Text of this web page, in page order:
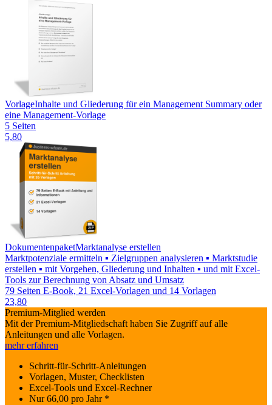
VorlageInhalte und Gliederung für ein Management Summary oder
eine Management-Vorlage
5 Seiten
5,80
DokumentenpaketMarktanalyse erstellen
Marktpotenziale ermitteln ▪ Zielgruppen analysieren ▪ Marktstudie
erstellen ▪ mit Vorgehen, Gliederung und Inhalten ▪ und mit Excel-
Tools zur Berechnung von Absatz und Umsatz
79 Seiten E-Book, 21 Excel-Vorlagen und 14 Vorlagen
23,80
Premium-Mitglied werden
Mit der Premium-Mitgliedschaft haben Sie Zugriff auf alle
Anleitungen und alle Vorlagen.
mehr erfahren
Schritt-für-Schritt-Anleitungen
Vorlagen, Muster, Checklisten
Excel-Tools und Excel-Rechner
Nur66,00 pro Jahr *